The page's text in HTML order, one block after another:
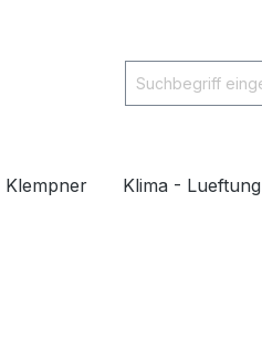
Klempner Klima - Lueftung